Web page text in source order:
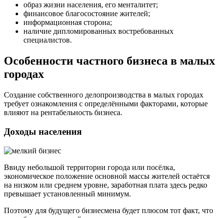
образ жизни населения, его менталитет;
финансовое благосостояние жителей;
информационная сторона;
наличие дипломированных востребованных
специалистов.
Особенности частного бизнеса в малых
городах
Создание собственного делопроизводства в малых городах
требует ознакомления с определёнными факторами, которые
влияют на рентабельность бизнеса.
Доходы населения
Ввиду небольшой территории города или посёлка,
экономическое положение основной массы жителей остаётся
на низком или среднем уровне, заработная плата здесь редко
превышает установленный минимум.
Поэтому для будущего бизнесмена будет плюсом тот факт, что